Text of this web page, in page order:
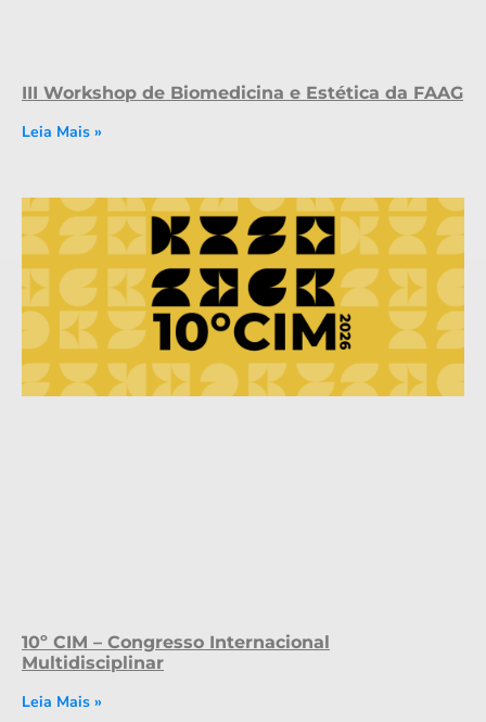
III Workshop de Biomedicina e Estética da FAAG
Leia Mais »
10º CIM – Congresso Internacional
Multidisciplinar
Leia Mais »